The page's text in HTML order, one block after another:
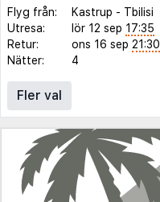
Flyg från:
Kastrup - Tbilisi
Utresa:
lör 12 sep 17:35
Retur:
ons 16 sep 21:30
Nätter:
4
Fler val